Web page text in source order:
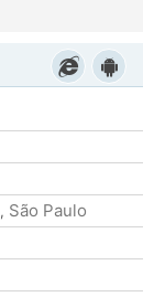
, São Paulo